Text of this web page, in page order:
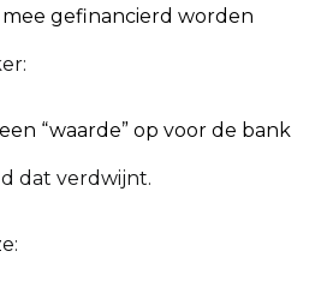
gefinancierd worden
“waarde” op voor de bank
dat verdwijnt.